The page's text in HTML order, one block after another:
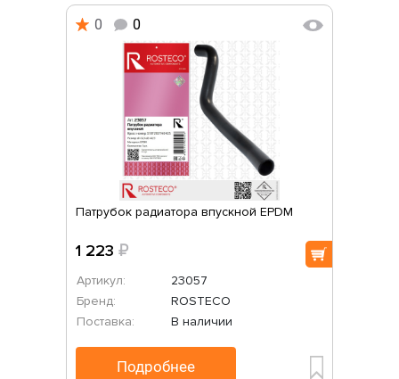
0 0
Патрубок радиатора впускной EPDM
1 223 ₽
Артикул:
23057
Бренд:
ROSTECO
Поставка:
В наличии
Подробнее